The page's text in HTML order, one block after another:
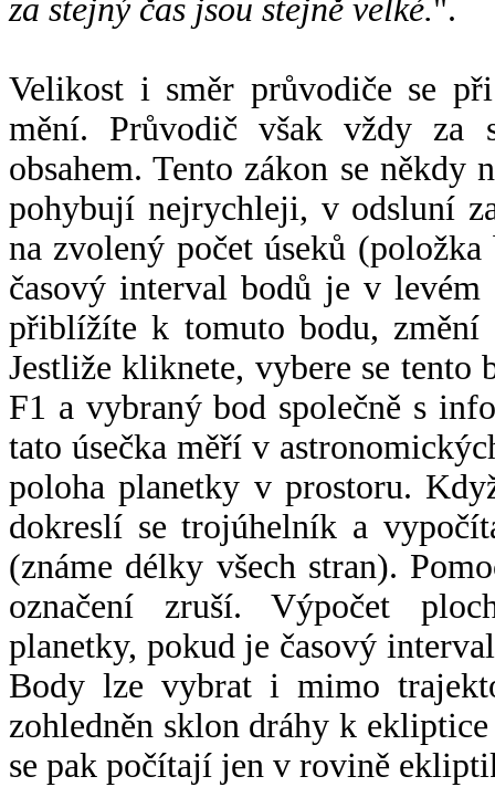
za stejný čas jsou stejně velké.".
Velikost i směr průvodiče se
mění. Průvodič však vždy za
obsahem. Tento zákon se někdy
pohybují nejrychleji, v odsluní
na zvolený počet úseků
časový interval bodů je v
přiblížíte k tomuto bodu,
Jestliže kliknete, vybere se tento
F1 a vybraný bod společně s
tato úsečka měří v
poloha planetky v prostoru.
dokreslí se trojúhelník a
(známe délky všech stran).
označení zruší. Výpočet
planetky, pokud je časový
Body lze vybrat i mimo
zohledněn sklon dráhy k
se pak počítají jen v rovině